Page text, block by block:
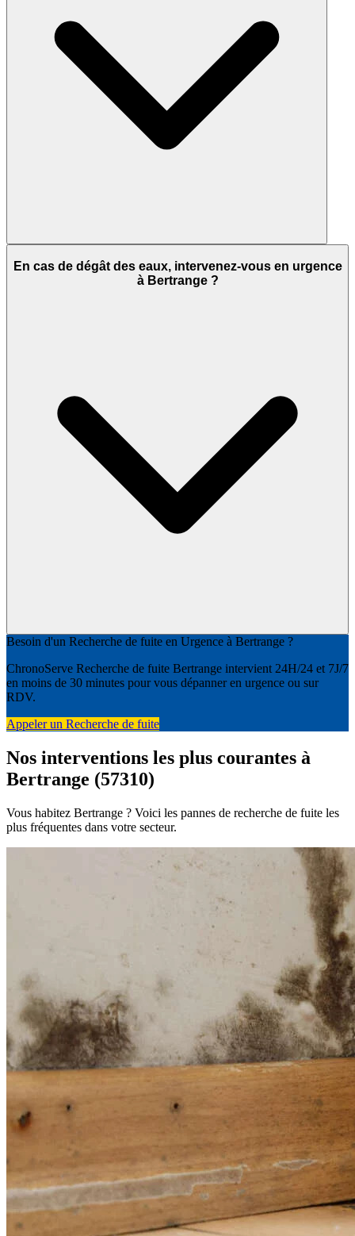
En cas de dégât des eaux, intervenez-vous en urgence
à Bertrange ?
Besoin d'un Recherche de fuite en Urgence à Bertrange ?
ChronoServe Recherche de fuite Bertrange intervient 24H/24 et 7J/7
en moins de 30 minutes pour vous dépanner en urgence ou sur
RDV.
Appeler un Recherche de fuite
Nos interventions les plus courantes à
Bertrange (57310)
Vous habitez Bertrange ? Voici les pannes de recherche de fuite les
plus fréquentes dans votre secteur.